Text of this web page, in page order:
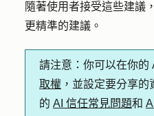
隨著使用者接受這些建議
更精準的建議。
請注意 ：你可以在你的
取權 ，並設定要分享
的 AI 信任常見問題和